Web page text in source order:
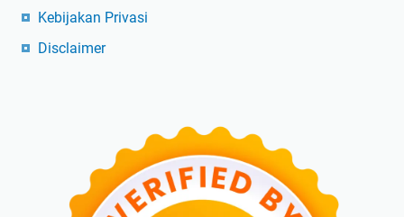
Kebijakan Privasi
Disclaimer